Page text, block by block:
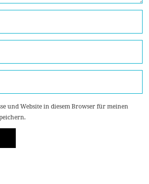
und Website in diesem Browser für meinen